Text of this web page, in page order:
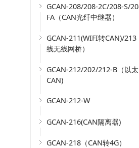
GCAN-208/208-2C/208-S/
FA（CAN光纤中继器）
GCAN-211(WIFI转CAN)/213
线无线网桥）
GCAN-212/202/212-B（以
CAN)
GCAN-212-W
GCAN-216(CAN隔离器)
GCAN-218（CAN转4G）